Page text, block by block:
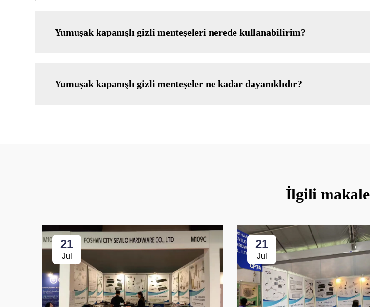
Yumuşak kapanışlı gizli menteşeleri nerede kullanabilirim?
Yumuşak kapanışlı gizli menteşeler ne kadar dayanıklıdır?
İlgili makale
21
Jul
21
Jul